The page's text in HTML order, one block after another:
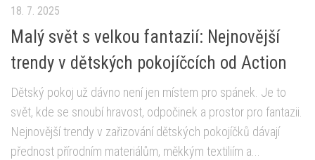
18. 7. 2025
Malý svět s velkou fantazií: Nejnovější
trendy v dětských pokojíčcích od Action
Dětský pokoj už dávno není jen místem pro spánek. Je to
svět, kde se snoubí hravost, odpočinek a prostor pro fantazii.
Nejnovější trendy v zařizování dětských pokojíčků dávají
přednost přírodním materiálům, měkkým textiliím a...